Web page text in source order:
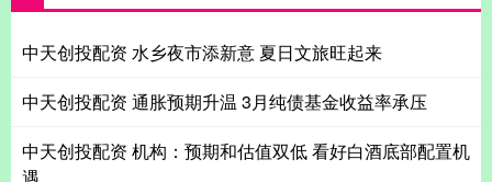
中天创投配资 水乡夜市添新意 夏日文旅旺起来
中天创投配资 通胀预期升温 3月纯债基金收益率承压
中天创投配资 机构：预期和估值双低 看好白酒底部配置机